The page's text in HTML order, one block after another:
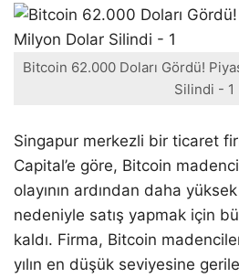
Bitcoin 62.000 Doları Gördü!
Silindi - 1
Singapur merkezli bir ticaret
Capital’e göre, Bitcoin
olayının ardından daha
nedeniyle satış yapmak için
kaldı. Firma, Bitcoin
yılın en düşük seviyesine